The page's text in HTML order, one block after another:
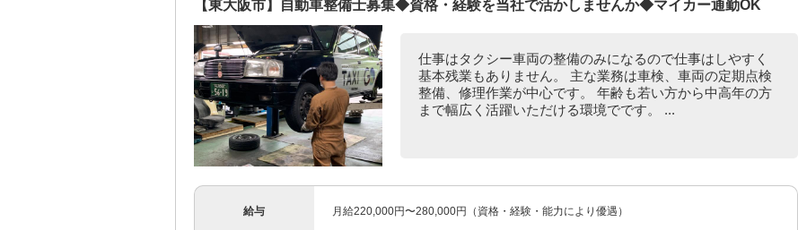
【東大阪市】自動車整備士募集◆資格・経験を当社で活かしませんか◆マイカー通勤OK
仕事はタクシー車両の整備のみになるので仕事はしやすく
基本残業もありません。 主な業務は車検、車両の定期点検
整備、修理作業が中心です。 年齢も若い方から中高年の方
まで幅広く活躍いただける環境でです。 ...
給与 月給220,000円〜280,000円（資格・経験・能力により優遇）